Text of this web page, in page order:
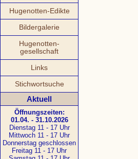
Hugenotten-Edikte
Bildergalerie
Hugenotten-
gesellschaft
Links
Stichwortsuche
Aktuell
Öffnungszeiten:
01.04. - 31.10.2026
Dienstag 11 - 17 Uhr
Mittwoch 11 - 17 Uhr
Donnerstag geschlossen
Freitag 11 - 17 Uhr